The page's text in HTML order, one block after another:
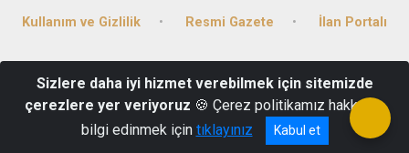
Kullanım ve Gizlilik Resmi Gazete İlan Portalı
Afyonkarahisar - Kep Adresi : icisleribakanligi@hs01.kep.tr
0 272 214 0666
Sizlere daha iyi hizmet verebilmek için sitemizde
çerezlere yer veriyoruz 🍪 Çerez politikamız hakkında
bilgi edinmek için tıklayınız Kabul et